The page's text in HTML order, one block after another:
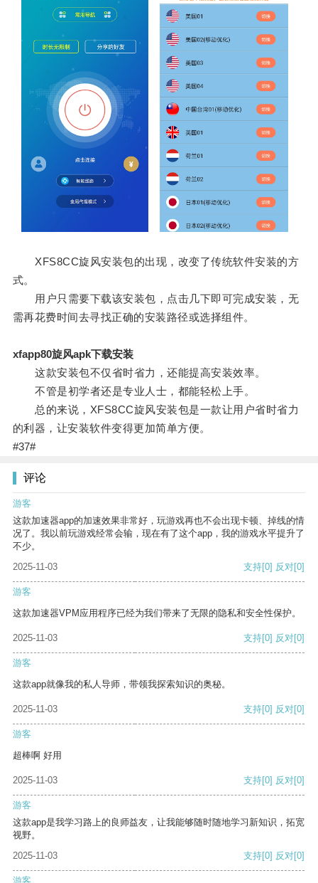
XFS8CC旋风安装包的出现，改变了传统软件安装的方
式。
用户只需要下载该安装包，点击几下即可完成安装，无
需再花费时间去寻找正确的安装路径或选择组件。
xfapp80旋风apk下载安装
这款安装包不仅省时省力，还能提高安装效率。
不管是初学者还是专业人士，都能轻松上手。
总的来说，XFS8CC旋风安装包是一款让用户省时省力
的利器，让安装软件变得更加简单方便。
#37#
评论
游客
这款加速器app的加速效果非常好，玩游戏再也不会出现卡顿、掉线的情
况了。我以前玩游戏经常会输，现在有了这个app，我的游戏水平提升了
不少。
2025-11-03
支持[0] 反对[0]
游客
这款加速器VPM应用程序已经为我们带来了无限的隐私和安全性保护。
2025-11-03 支持[0] 反对[0]
游客
这款app就像我的私人导师，带领我探索知识的奥秘。
2025-11-03 支持[0] 反对[0]
游客
超棒啊 好用
2025-11-03 支持[0] 反对[0]
游客
这款app是我学习路上的良师益友，让我能够随时随地学习新知识，拓宽
视野。
2025-11-03
支持[0] 反对[0]
游客